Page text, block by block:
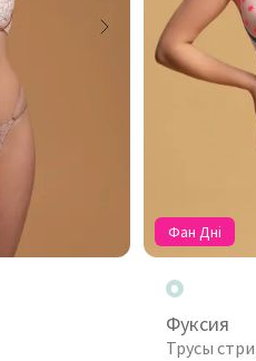
Фан Дні
Фуксия
Трусы